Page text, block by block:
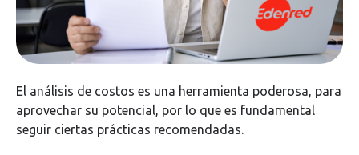
El análisis de costos es una herramienta poderosa, para
aprovechar su potencial, por lo que es fundamental
seguir ciertas prácticas recomendadas.